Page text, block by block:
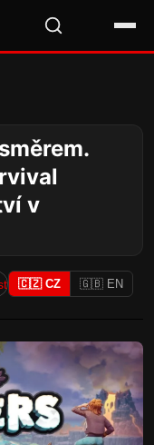
v
🇨🇿 CZ 🇬🇧 EN